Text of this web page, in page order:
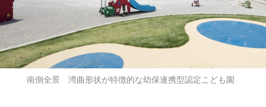
南側全景 湾曲形状が特徴的な幼保連携型認定こども園